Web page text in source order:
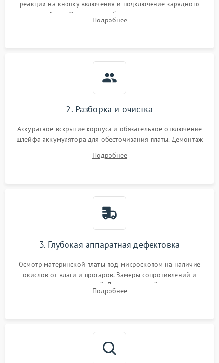
реакции на кнопку включения и подключение зарядного
устройства. Оценка потребления тока с помощью
лабораторного блока питания для локализации проблемы.
Подробнее
2. Разборка и очистка
Аккуратное вскрытие корпуса и обязательное отключение
шлейфа аккумулятора для обесточивания платы. Демонтаж
высохшей термопасты с кристаллов чипов.
Подробнее
3. Глубокая аппаратная дефектовка
Осмотр материнской платы под микроскопом на наличие
окислов от влаги и прогаров. Замеры сопротивлений и
дежурных напряжений. Проверка цепей питания,
мультиконтроллера, процессора и видеочипа.
Подробнее